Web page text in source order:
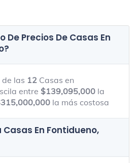
De Precios De Casas En
?
de las 12 Casas en
entre $139,095,000 la
la más costosa
En Fontidueno,